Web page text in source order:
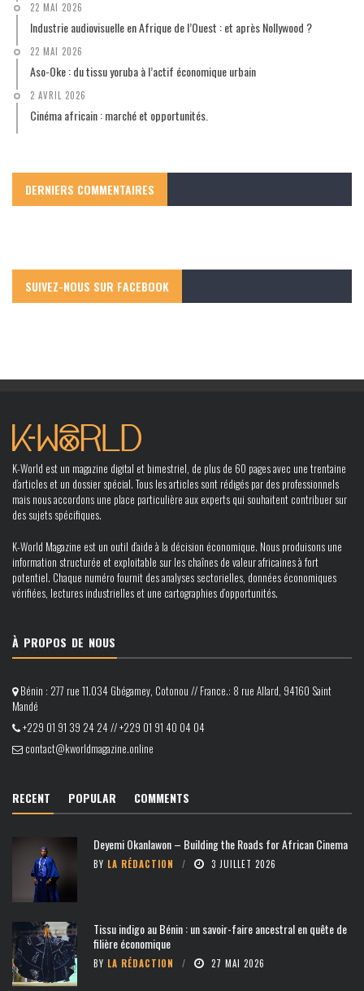
22 MAI 2026
Industrie audiovisuelle en Afrique de l’Ouest : et après Nollywood ?
22 MAI 2026
Aso-Oke : du tissu yoruba à l’actif économique urbain
2 AVRIL 2026
Cinéma africain : marché et opportunités.
DERNIERS COMMENTAIRES
SUIVEZ-NOUS SUR FACEBOOK
K-World est un magazine digital et bimestriel, de plus de 60 pages avec une trentaine
d’articles et un dossier spécial. Tous les articles sont rédigés par des professionnels
mais nous accordons une place particulière aux experts qui souhaitent contribuer sur
des sujets spécifiques.
K-World Magazine est un outil d’aide à la décision économique. Nous produisons une
information structurée et exploitable sur les chaînes de valeur africaines à fort
potentiel. Chaque numéro fournit des analyses sectorielles, données économiques
vérifiées, lectures industrielles et une cartographies d’opportunités.
À PROPOS DE NOUS
Bénin : 277 rue 11.034 Gbégamey, Cotonou // France.: 8 rue Allard, 94160 Saint
Mandé
+229 01 91 39 24 24 // +229 01 91 40 04 04
contact@kworldmagazine.online
RECENT POPULAR COMMENTS
Deyemi Okanlawon – Building the Roads for African Cinema
BY LA RÉDACTION 3 JUILLET 2026
Tissu indigo au Bénin : un savoir-faire ancestral en quête de
filière économique
BY LA RÉDACTION 27 MAI 2026